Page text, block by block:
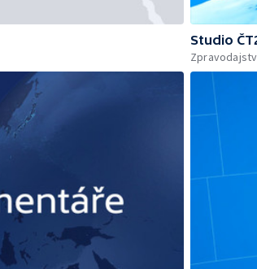
Studio